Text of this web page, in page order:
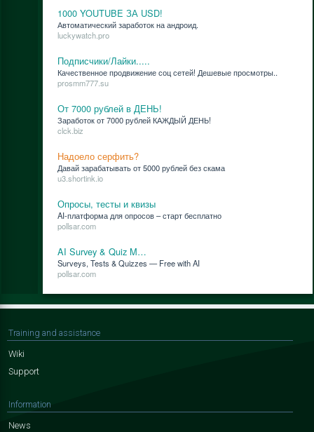
1000 YOUTUBE ЗА USD!
Ав­то­ма­ти­че­ский за­ра­бо­ток на ан­дро­ид.
luckywatch.pro
Подписчики/Лайки.....
Ка­че­ствен­ное про­дви­же­ние соц се­тей! Де­ше­вые про­смот­ры..
prosmm777.su
От 7000 рублей в ДЕНЬ!
За­ра­бо­ток от 7000 руб­лей КАЖДЫЙ ДЕНЬ!
clck.biz
Надоело серфить?
Да­вай за­ра­ба­ты­вать от 5000 руб­лей без ска­ма
u3.shortink.io
Опросы, тесты и квизы
AI-плат­фор­ма для опро­сов – старт бес­плат­но
pollsar.com
AI Survey & Quiz M…
Surveys, Tests & Quizzes — Free with AI
pollsar.com
Training and assistance
Wiki
Support
Information
News